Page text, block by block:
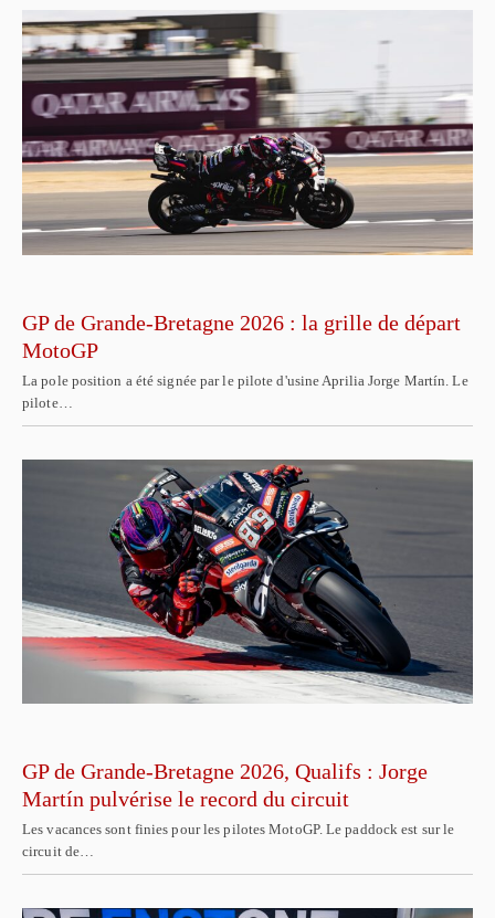
GP de Grande-Bretagne 2026 : la grille de départ
MotoGP
La pole position a été signée par le pilote d'usine Aprilia Jorge Martín. Le
pilote…
GP de Grande-Bretagne 2026, Qualifs : Jorge
Martín pulvérise le record du circuit
Les vacances sont finies pour les pilotes MotoGP. Le paddock est sur le
circuit de…